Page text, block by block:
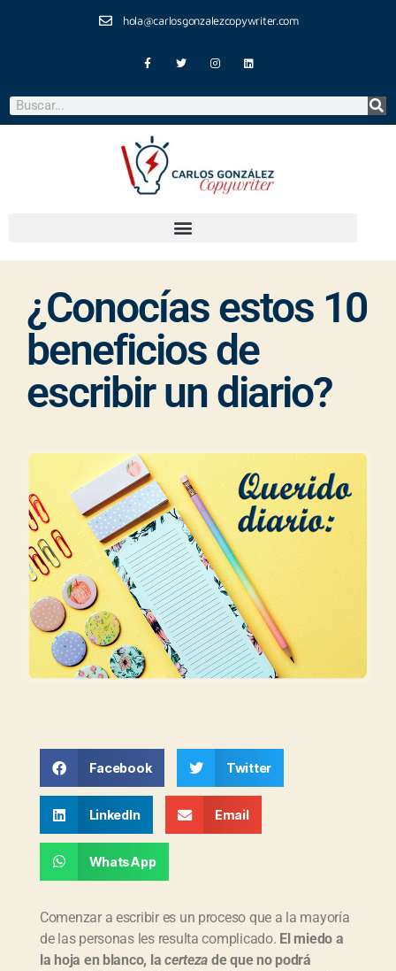
hola@carlosgonzalezcopywriter.com
¿Conocías estos 10
beneficios de
escribir un diario?
Facebook Twitter
LinkedIn Email
WhatsApp
Comenzar a escribir es un proceso que a la mayoría
de las personas les resulta complicado. El miedo a
la hoja en blanco, lacerteza de que no podrá